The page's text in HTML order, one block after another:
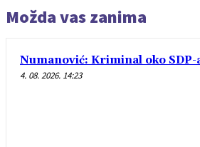
Možda vas zanima
Numanović: Kriminal oko SDP-
4. 08. 2026. 14:23